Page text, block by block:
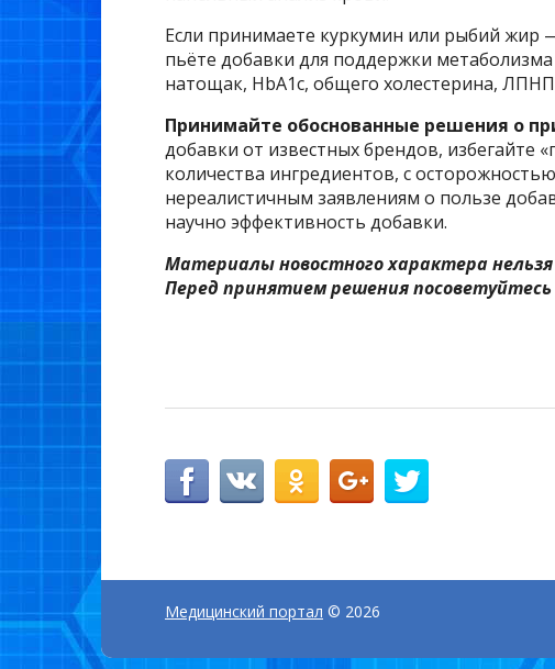
Если принимаете куркумин или рыбий жир
пьёте добавки для поддержки
натощак, HbA1c, общего холестерина,
Принимайте обоснованные решения о
добавки от известных брендов, избегайте
количества ингредиентов, с
нереалистичным заявлениям о пользе
научно эффективность добавки.
Материалы новостного характера
Перед принятием решения
Медицинский портал © 2026